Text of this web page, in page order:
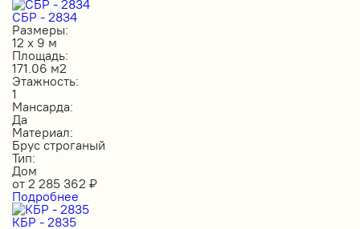
СБР - 2834
Размеры:
12 х 9 м
Площадь:
171.06 м2
Этажность:
1
Мансарда:
Да
Материал:
Брус строганый
Тип:
Дом
от 2 285 362 ₽
Подробнее
КБР - 2835